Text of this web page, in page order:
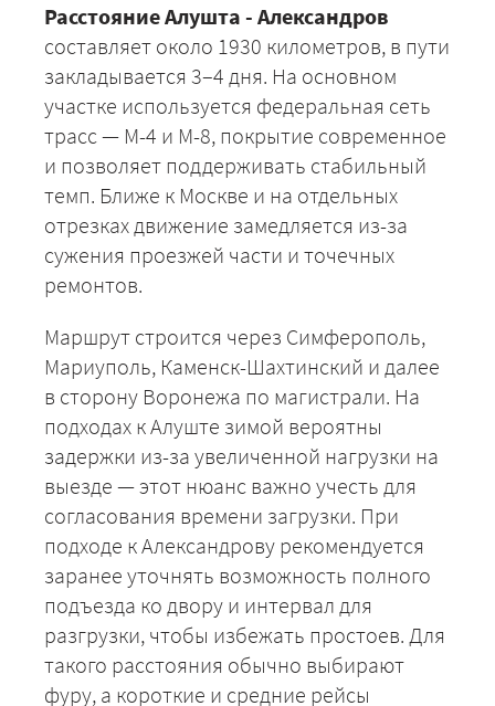
Расстояние Алушта - Александров
составляет около 1930 километров, в пути
закладывается 3–4 дня. На основном
участке используется федеральная сеть
трасс — М-4 и М-8, покрытие современное
и позволяет поддерживать стабильный
темп. Ближе к Москве и на отдельных
отрезках движение замедляется из-за
сужения проезжей части и точечных
ремонтов.
Маршрут строится через Симферополь,
Мариуполь, Каменск-Шахтинский и далее
в сторону Воронежа по магистрали. На
подходах к Алуште зимой вероятны
задержки из-за увеличенной нагрузки на
выезде — этот нюанс важно учесть для
согласования времени загрузки. При
подходе к Александрову рекомендуется
заранее уточнять возможность полного
подъезда ко двору и интервал для
разгрузки, чтобы избежать простоев. Для
такого расстояния обычно выбирают
фуру, а короткие и средние рейсы